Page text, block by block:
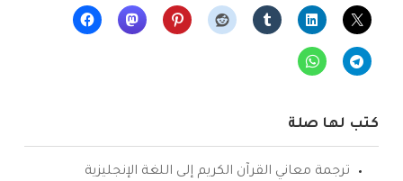
كتب لها صلة
ترجمة معاني القرآن الكريم إلى اللغة الإنجليزية